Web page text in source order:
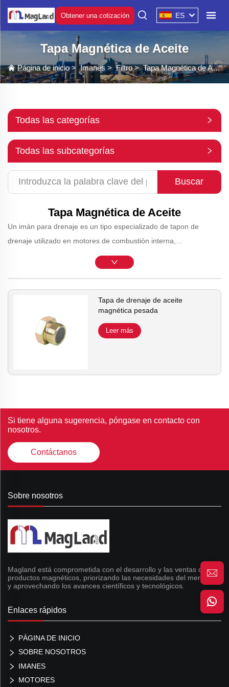
Obtener una cotización ES
Tapa Magnética de Aceite
Página de inicio>Imanes>Filtro>Tapa Magnética de Aceite
Todas las categorías
Todas las subcategorías
Buscar
Tapa Magnética de Aceite
Un imán para drenaje es un tipo especializado de tapon de
drenaje utilizado en motores de combustión interna,
especialmente en aplicaciones automotrices. Su propósito
principal es atraer y capturar partículas metálicas, residuos y
motor. Esto ayuda a mantener un aceite más limpio y puede
contribuir a la salud general y durabilidad del motor.
Tapa de drenaje de aceite
magnética pesada
Leer más
Si tiene alguna sugerencia, póngase en contacto con
nosotros.
Contáctanos
Sobre nosotros
Magland está comprometida con el desarrollo y las ventas de
productos magnéticos, priorizando las necesidades del mercado
y aprovechando los avances científicos y tecnológicos.
Enlaces rápidos
PÁGINA DE INICIO
SOBRE NOSOTROS
IMANES
MOTORES